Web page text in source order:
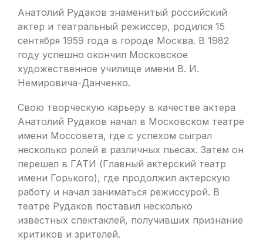
Анатолий Рудаков знаменитый российский
актер и театральный режиссер, родился 15
сентября 1959 года в городе Москва. В 1982
году успешно окончил Московское
художественное училище имени В. И.
Немировича-Данченко.
Свою творческую карьеру в качестве актера
Анатолий Рудаков начал в Московском театре
имени Моссовета, где с успехом сыграл
несколько ролей в различных пьесах. Затем он
перешел в ГАТИ (Главный актерский театр
имени Горького), где продолжил актерскую
работу и начал заниматься режиссурой. В
театре Рудаков поставил несколько
известных спектаклей, получивших признание
критиков и зрителей.